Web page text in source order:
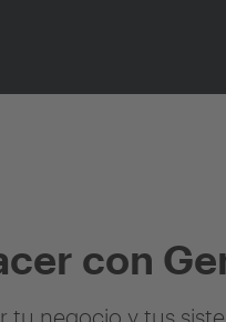
con
tu negocio y tus